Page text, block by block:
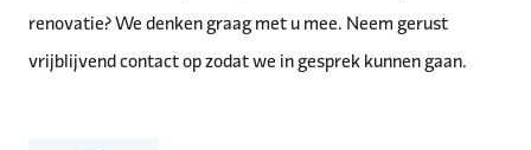
renovatie? We denken graag met u mee. Neem gerust
vrijblijvend contact op zodat we in gesprek kunnen gaan.